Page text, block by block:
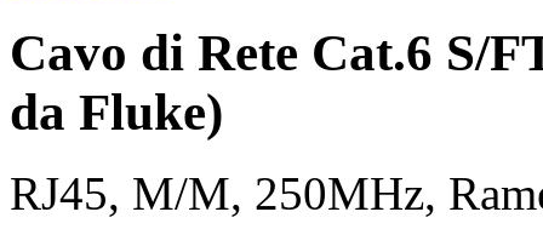
Cavo di Rete Cat.6 S/
da Fluke)
RJ45, M/M, 250MHz,